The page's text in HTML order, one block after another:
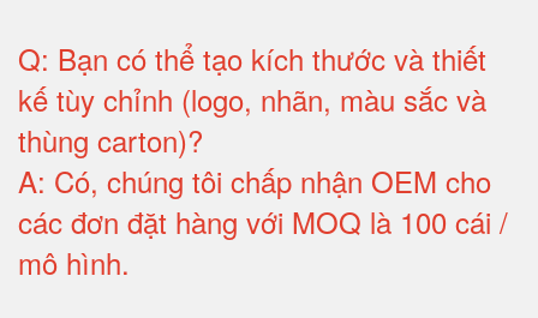
Q: Bạn có thể tạo kích thước và thiết
kế tùy chỉnh (logo, nhãn, màu sắc và
thùng carton)?
A: Có, chúng tôi chấp nhận OEM cho
các đơn đặt hàng với MOQ là 100 cái /
mô hình.